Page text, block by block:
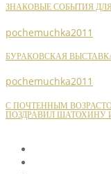
ЗНАКОВЫЕ СОБЫТИЯ
pochemuchka2011
БУРАКОВСКАЯ
pochemuchka2011
С ПОЧТЕННЫМ
ПОЗДРАВИЛ ШАТОХИНУ